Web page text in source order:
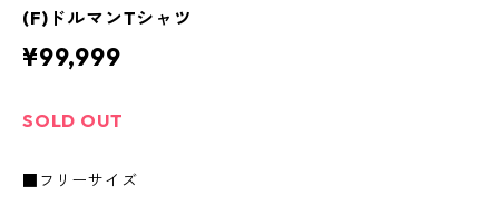
(F)ドルマンTシャツ
¥99,999
SOLD OUT
■フリーサイズ